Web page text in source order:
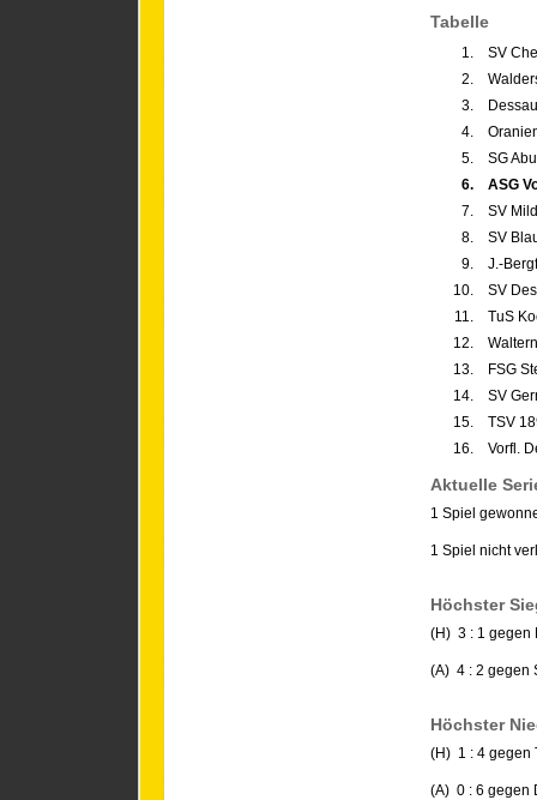
Tabelle
1.
SV
2.
3.
4.
5.
SG
6.
ASG
7.
SV
8.
SV
9.
J.-
10.
SV
11.
TuS
12.
13.
FSG
14.
SV
15.
TSV
16.
Vorfl.
Aktuelle
1 Spiel
1 Spiel nicht
Höchster
(H) 3 : 1 gegen
(A) 4 : 2 gegen
Höchster
(H) 1 : 4 gegen
(A) 0 : 6 gegen